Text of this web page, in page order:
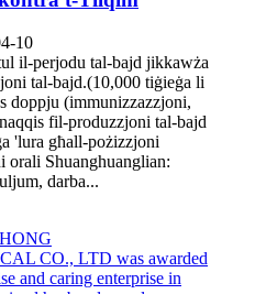
10
il-perjodu tal-bajd jikkawża
tal-bajd.(10,000 tiġieġa li
doppju (immunizzazzjoni,
fil-produzzjoni tal-bajd
'lura għall-pożizzjoni
orali Shuanghuanglian:
darba...